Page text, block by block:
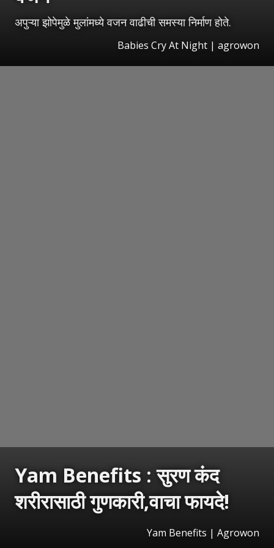
अपुऱ्या झोपेमुळे मुलांमध्ये वजन वाढीची समस्या निर्माण होते.
Babies Cry At Night | agrowon
Yam Benefits : सुरण कंद
शरीरासाठी गुणकारी,वाचा फायदे!
Yam Benefits | Agrowon